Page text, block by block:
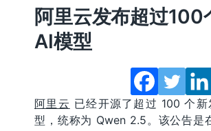
阿里云发布超过100
AI模型
阿里云 已经开源了超过 100 个
型，统称为 Qwen 2.5。该公告是